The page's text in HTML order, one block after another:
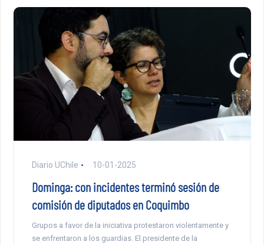
Diario UChile 10-01-2025
Dominga: con incidentes terminó sesión de
comisión de diputados en Coquimbo
Grupos a favor de la iniciativa protestaron violentamente y
se enfrentaron a los guardias. El presidente de la